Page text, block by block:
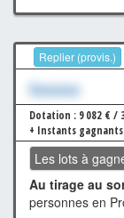
Replier (provis.)
Xxxxxxx
Dotation : 9 082 € /
+ Instants
Les lots à
Au tirage au
personnes en